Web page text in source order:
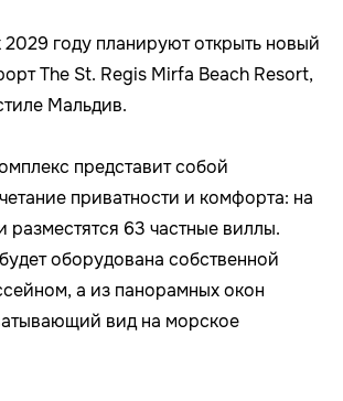
году планируют открыть новый
The St. Regis Mirfa Beach Resort,
Мальдив.
представит собой
приватности и комфорта: на
разместятся 63 частные виллы.
оборудована собственной
а из панорамных окон
вид на морское